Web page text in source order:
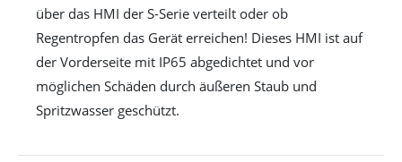
über das HMI der S-Serie verteilt oder ob
Regentropfen das Gerät erreichen! Dieses HMI ist auf
der Vorderseite mit IP65 abgedichtet und vor
möglichen Schäden durch äußeren Staub und
Spritzwasser geschützt.